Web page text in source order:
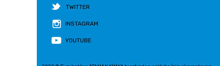
TWITTER
INSTAGRAM
YOUTUBE